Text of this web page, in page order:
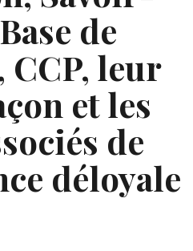
de
CCP, leur
et les
de
déloyale